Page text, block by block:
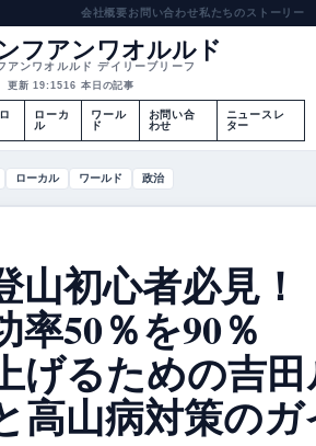
会社概要お問い合わせ私たちのストーリー
フアンワオルルド
アンワオルルド デイリーブリーフ
更新 19:1516 本日の記事
ローカ
ル
ワール
ド
お問い合
わせ
ニュースレ
ター
ローカル ワールド 政治
山初心者必見！
率50％を90％
げるための吉
高山病対策の